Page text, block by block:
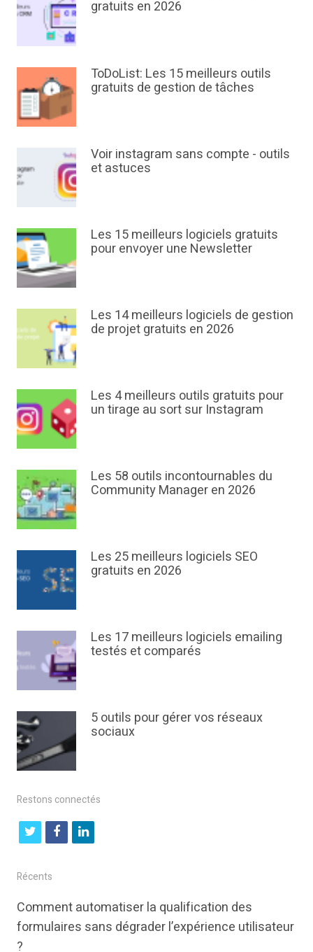
gratuits en 2026
ToDoList: Les 15 meilleurs outils
gratuits de gestion de tâches
Voir instagram sans compte - outils
et astuces
Les 15 meilleurs logiciels gratuits
pour envoyer une Newsletter
Les 14 meilleurs logiciels de gestion
de projet gratuits en 2026
Les 4 meilleurs outils gratuits pour
un tirage au sort sur Instagram
Les 58 outils incontournables du
Community Manager en 2026
Les 25 meilleurs logiciels SEO
gratuits en 2026
Les 17 meilleurs logiciels emailing
testés et comparés
5 outils pour gérer vos réseaux
sociaux
Restons connectés
t
i
t
f
b
l
k
e
Récents
Comment automatiser la qualification des
formulaires sans dégrader l’expérience utilisateur
?